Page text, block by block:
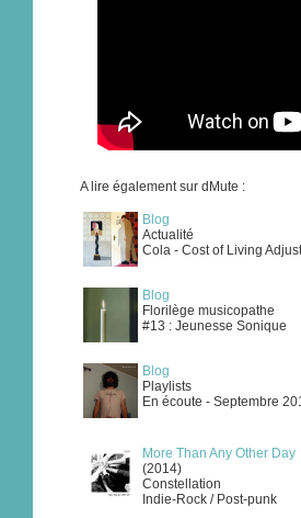
A lire également sur dMute :
Blog
Actualité
Cola - Cost of Living
Blog
Florilège musicopathe
#13 : Jeunesse Sonique
Blog
Playlists
En écoute - Septembre
More Than Any Other Day
(2014)
Constellation
Indie-Rock / Post-punk